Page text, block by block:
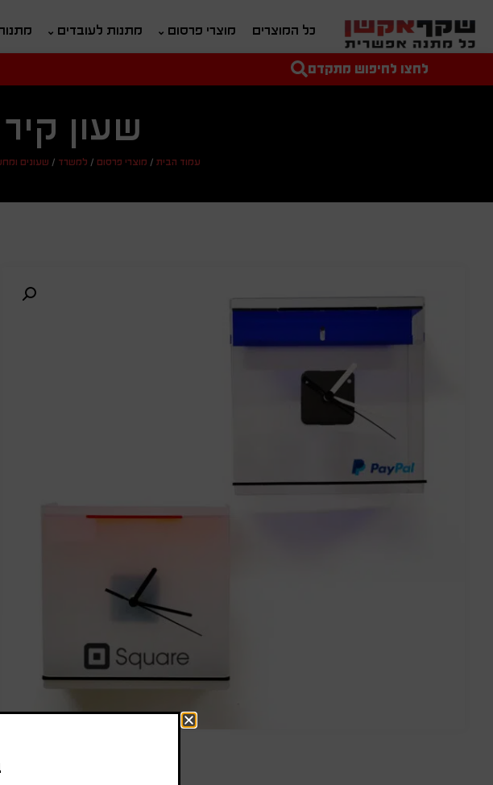
כל המוצרים מוצרי פרסום מתנות לעובדים
טקסט חופשי לחיפוש מחיר מיני'לחצו לחיפוש מתקדם
שעון קיר Box
עמוד הבית / מוצרי פרסום / למשרד / שעונים